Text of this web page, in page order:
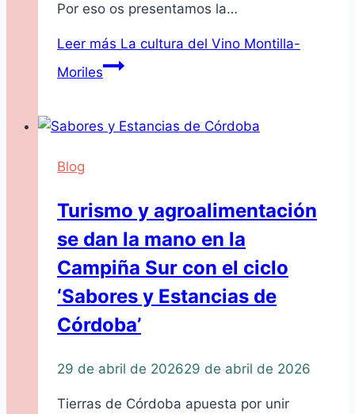
Por eso os presentamos la…
Leer más La cultura del Vino Montilla-
Moriles
Blog
Turismo y agroalimentación
se dan la mano en la
Campiña Sur con el ciclo
‘Sabores y Estancias de
Córdoba’
29 de abril de 202629 de abril de 2026
Tierras de Córdoba apuesta por unir